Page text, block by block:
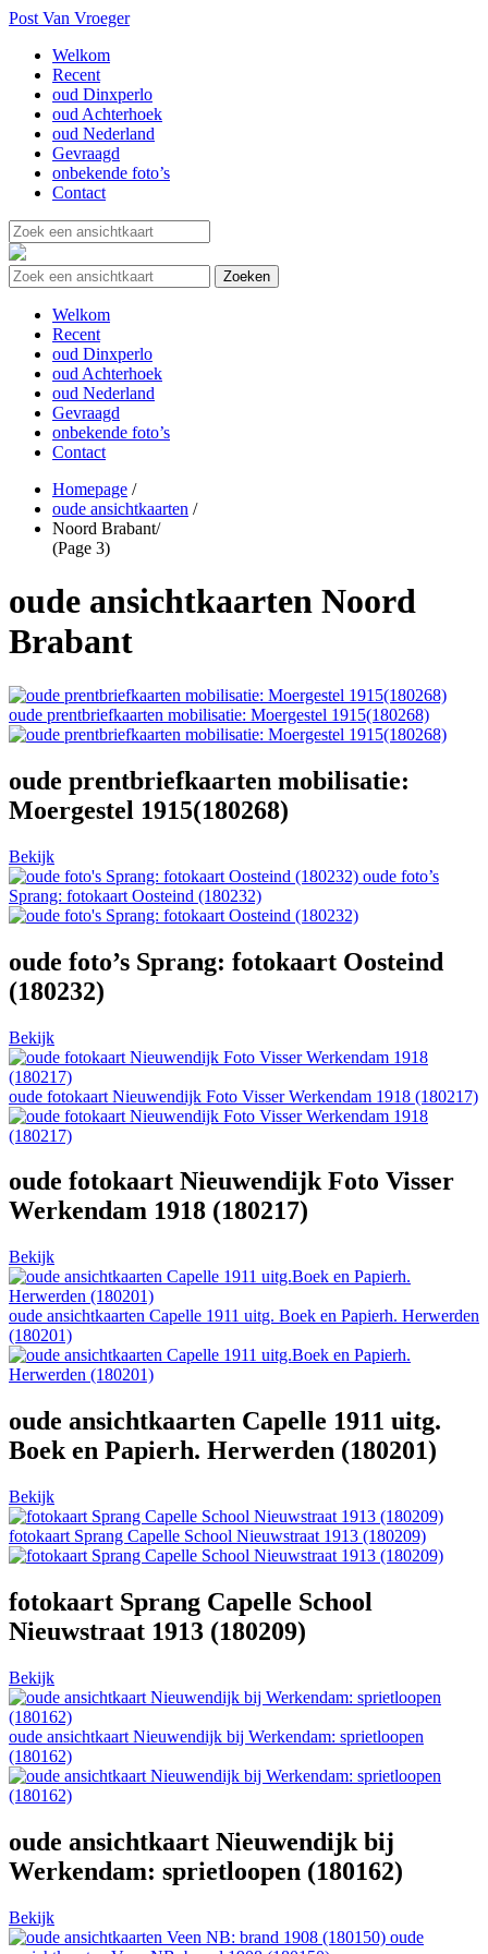
Post Van Vroeger
Welkom
Recent
oud Dinxperlo
oud Achterhoek
oud Nederland
Gevraagd
onbekende foto’s
Contact
Welkom
Recent
oud Dinxperlo
oud Achterhoek
oud Nederland
Gevraagd
onbekende foto’s
Contact
Homepage /
oude ansichtkaarten /
Noord Brabant/
(Page 3)
oude ansichtkaarten Noord
Brabant
oude prentbriefkaarten mobilisatie: Moergestel 1915(180268)
oude prentbriefkaarten mobilisatie:
Moergestel 1915(180268)
Bekijk
oude foto’s
Sprang: fotokaart Oosteind (180232)
oude foto’s Sprang: fotokaart Oosteind
(180232)
Bekijk
oude fotokaart Nieuwendijk Foto Visser Werkendam 1918 (180217)
oude fotokaart Nieuwendijk Foto Visser
Werkendam 1918 (180217)
Bekijk
oude ansichtkaarten Capelle 1911 uitg. Boek en Papierh. Herwerden
(180201)
oude ansichtkaarten Capelle 1911 uitg.
Boek en Papierh. Herwerden (180201)
Bekijk
fotokaart Sprang Capelle School Nieuwstraat 1913 (180209)
fotokaart Sprang Capelle School
Nieuwstraat 1913 (180209)
Bekijk
oude ansichtkaart Nieuwendijk bij Werkendam: sprietloopen
(180162)
oude ansichtkaart Nieuwendijk bij
Werkendam: sprietloopen (180162)
Bekijk
oude